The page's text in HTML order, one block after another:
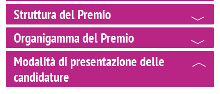
Struttura del Premio
Organigamma del Premio
Modalità di presentazione delle
candidature